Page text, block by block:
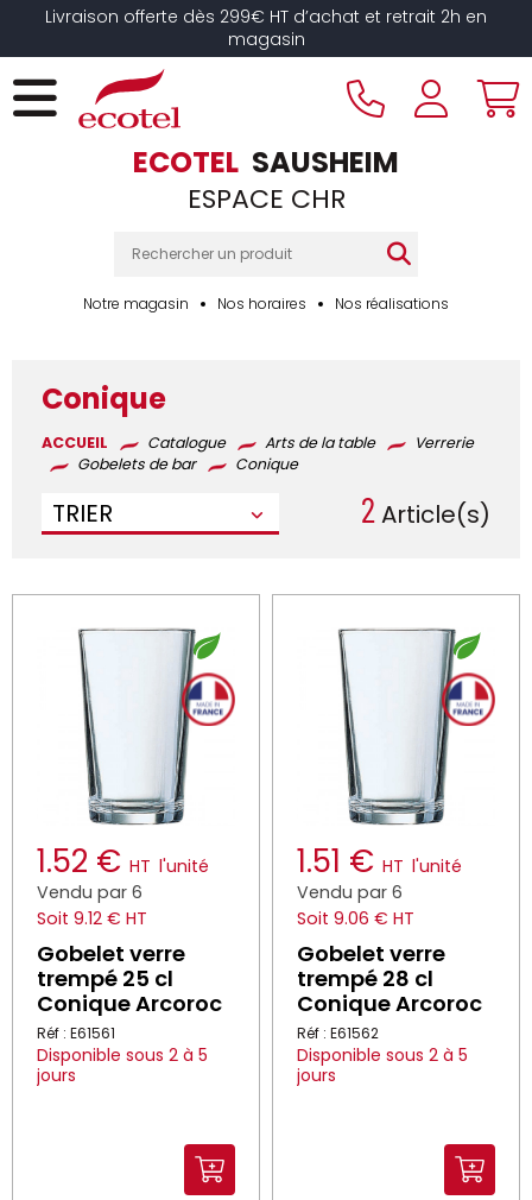
Livraison offerte dès 299€ HT d’achat et retrait 2h en
magasin
ECOTEL SAUSHEIM
ESPACE CHR
Notre magasin Nos horaires Nos réalisations
Conique
ACCUEIL Catalogue Arts de la table
Verrerie
Gobelets de bar
Conique
TRIER 2Article(s)
1.52 € HT l'unité
Vendu par 6
Soit 9.12 € HT
Gobelet verre
trempé 25 cl
Conique Arcoroc
Réf : E61561
Disponible sous 2 à 5
jours
1.51 € HT l'unité
Vendu par 6
Soit 9.06 € HT
Gobelet verre
trempé 28 cl
Conique Arcoroc
Réf : E61562
Disponible sous 2 à 5
jours
Panneau de gestion des cookies